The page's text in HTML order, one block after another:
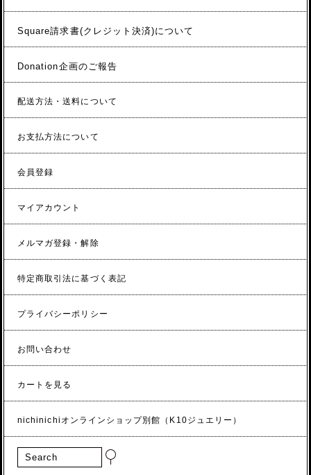
Square請求書(クレジット決済)について
Donation企画のご報告
配送方法・送料について
お支払方法について
会員登録
マイアカウント
メルマガ登録・解除
特定商取引法に基づく表記
プライバシーポリシー
お問い合わせ
カートを見る
nichinichiオンラインショップ別館（K10ジュエリー）